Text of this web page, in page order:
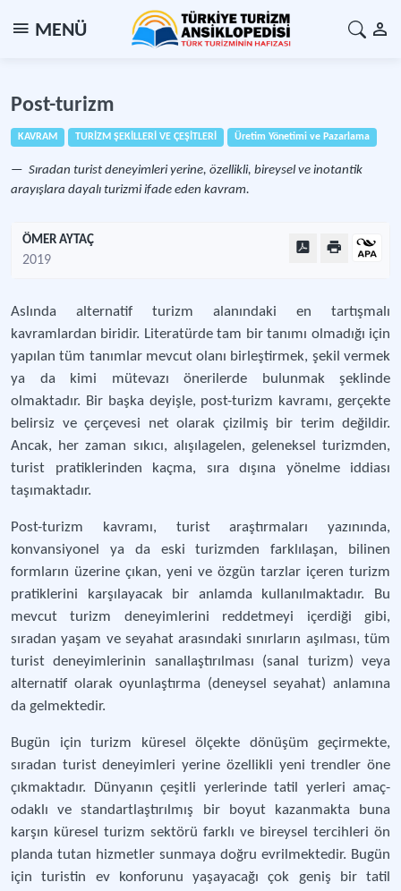
MENÜ
Post-turizm
KAVRAM TURİZM ŞEKİLLERİ VE ÇEŞİTLERİ Üretim Yönetimi ve Pazarlama
Sıradan turist deneyimleri yerine, özellikli, bireysel ve inotantik
arayışlara dayalı turizmi ifade eden kavram.
ÖMER AYTAÇ
2019
Aslında alternatif turizm alanındaki en tartışmalı
kavramlardan biridir. Literatürde tam bir tanımı olmadığı için
yapılan tüm tanımlar mevcut olanı birleştirmek, şekil vermek
ya da kimi mütevazı önerilerde bulunmak şeklinde
olmaktadır. Bir başka deyişle, post-turizm kavramı, gerçekte
belirsiz ve çerçevesi net olarak çizilmiş bir terim değildir.
Ancak, her zaman sıkıcı, alışılagelen, geleneksel turizmden,
turist pratiklerinden kaçma, sıra dışına yönelme iddiası
taşımaktadır.
Post-turizm kavramı, turist araştırmaları yazınında,
konvansiyonel ya da eski turizmden farklılaşan, bilinen
formların üzerine çıkan, yeni ve özgün tarzlar içeren turizm
pratiklerini karşılayacak bir anlamda kullanılmaktadır. Bu
mevcut turizm deneyimlerini reddetmeyi içerdiği gibi,
sıradan yaşam ve seyahat arasındaki sınırların aşılması, tüm
turist deneyimlerinin sanallaştırılması (sanal turizm) veya
alternatif olarak oyunlaştırma (deneysel seyahat) anlamına
da gelmektedir.
Bugün için turizm küresel ölçekte dönüşüm geçirmekte,
sıradan turist deneyimleri yerine özellikli yeni trendler öne
çıkmaktadır. Dünyanın çeşitli yerlerinde tatil yerleri amaç-
odaklı ve standartlaştırılmış bir boyut kazanmakta buna
karşın küresel turizm sektörü farklı ve bireysel tercihleri ön
planda tutan hizmetler sunmaya doğru evrilmektedir. Bugün
için turistin ev konforunu yaşayacağı çok geniş bir tatil